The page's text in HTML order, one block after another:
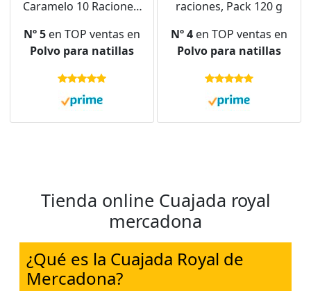
Caramelo 10 Raciones,
Nº 5 en TOP ventas en
Polvo para natillas
raciones, Pack 120 g
Nº 4 en TOP ventas en
Polvo para natillas
Tienda online Cuajada royal
mercadona
¿Qué es la Cuajada Royal de
Mercadona?